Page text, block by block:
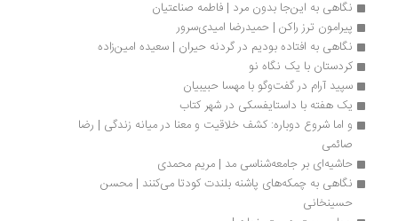
نگاهی به این‌جا بدون مرد | فاطمه صناعتیان
پیرامون ترز راکن | حمیدرضا امیدی‌سرور
نگاهی به افتاده بودیم در گردنه حیران | سعیده امین‌زاده
کردستان با یک نگاه نو
سپید آرام در گفت‌وگو با مهسا حبیبیان
یک هفته با داستایفسکی در شهر کتاب
و اما شروع دوباره: کشف خلاقیت و معنا در میانه زندگی | رضا
حاشیه‌ای بر جامعه‌شناسی مد | مریم محمدی
نگاهی به چمکه‌های پاشنه بلندت کودتا می‌کنند | محسن
حسینخانی